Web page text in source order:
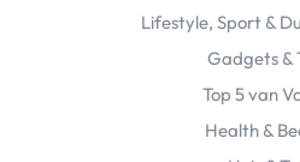
Lifestyle, Sport &
Gadgets &
Top 5 van
Health &